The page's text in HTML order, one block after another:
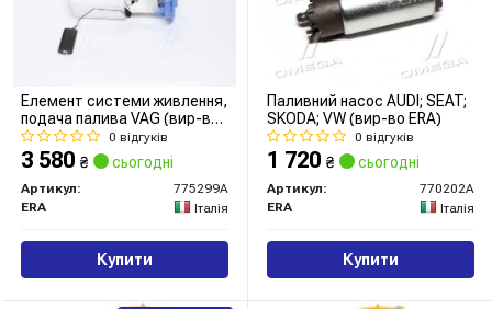
Елемент системи живлення,
подача палива VAG (вир-во
ERA)
0 відгуків
3 580 ₴ сьогодні
Артикул:
775299A
ERA
Італія
Купити
Паливний насос AUDI; SEAT;
SKODA; VW (вир-во ERA)
0 відгуків
1 720 ₴ сьогодні
Артикул:
770202A
ERA
Італія
Купити